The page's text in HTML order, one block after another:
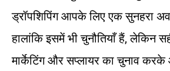
ड्रॉपशिपिंग आपके लिए एक सुनहरा
हालांकि इसमें भी चुनौतियाँ हैं, लेकिन
मार्केटिंग और सप्लायर का चुनाव